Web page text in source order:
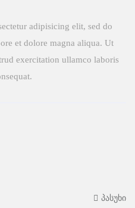
adipisicing elit, sed do
et dolore magna aliqua. Ut
exercitation ullamco laboris
პასუხი